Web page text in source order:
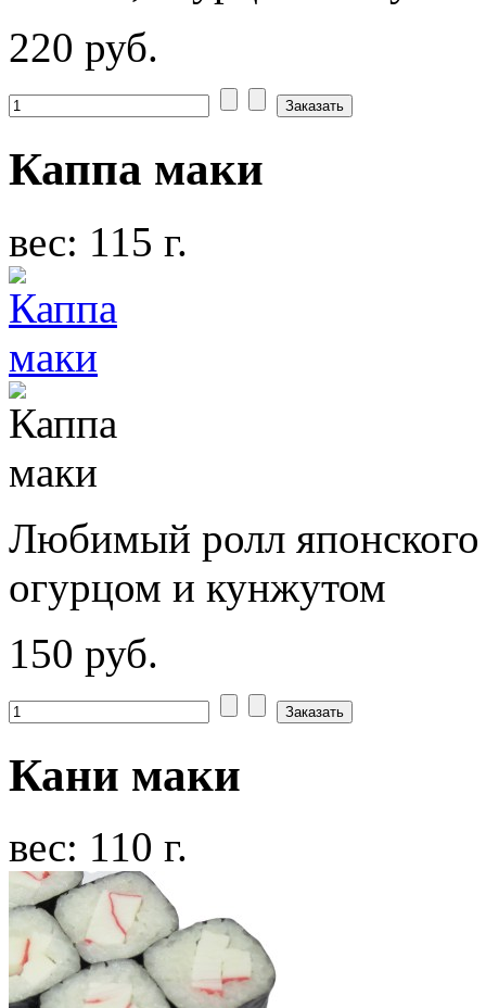
220 руб.
Каппа маки
вес: 115 г.
Любимый ролл японского
огурцом и кунжутом
150 руб.
Кани маки
вес: 110 г.